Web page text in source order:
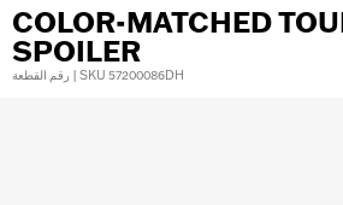
COLOR-MATCHED
SPOILER
رقم القطعة | SKU 57200086DH